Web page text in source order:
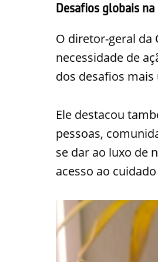
Desafios globais
O diretor-geral da
necessidade de
dos desafios mais
Ele destacou
pessoas,
se dar ao luxo de
acesso ao